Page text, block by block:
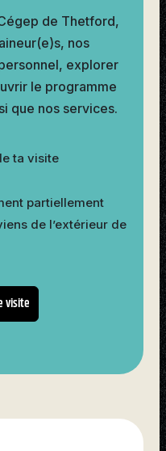
de Thetford,
nos
explorer
le programme
que nos services.
ta visite
partiellement
de l’extérieur de
visite